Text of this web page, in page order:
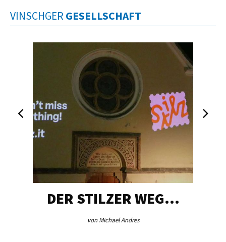
VINSCHGER GESELLSCHAFT
DER STILZER WEG…
von Michael Andres